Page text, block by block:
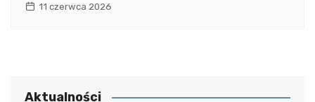
11 czerwca 2026
Aktualności